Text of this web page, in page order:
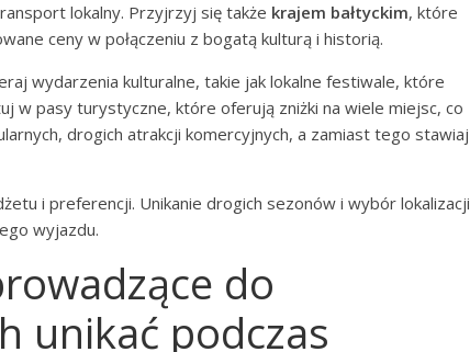
lokalny. Przyjrzyj się także krajem bałtyckim, które
ceny w połączeniu z bogatą kulturą i historią.
wydarzenia kulturalne, takie jak lokalne festiwale, które
w pasy turystyczne, które oferują zniżki na wiele miejsc, co
drogich atrakcji komercyjnych, a zamiast tego stawiaj
i preferencji. Unikanie drogich sezonów i wybór lokalizacji
wyjazdu.
do
unikać podczas